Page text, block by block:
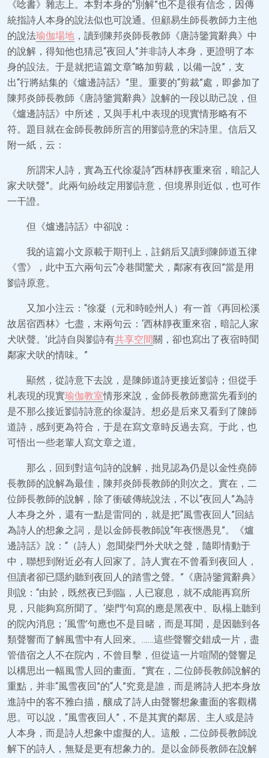
《唸書》雜志上。本對本身的“別解”也不是很有信念，因傳
統指詩人本身的說法似也可說通。但顧易生師長教師力主他
的說法瑜伽場地 ，讀到陳邦炎師長教師《唐詩鑒賞辭典》中
的說解，得知他也猜忌“夜回人”并非詩人本身，更證明了本
身的設法。于是就把這篇文章“略加剪裁，以備一說”，支
出“行將結集的《爐邊詩話》”里。重要的“剪裁”處，即參加了
陳邦炎師長教師《唐詩鑒賞辭典》說解的一段以助己說，但
《爐邊詩話》中所述，又與手札中表現的現實情形略有不
符。題目就在金師長教師所言的用劉詩意的宋詩里。信后又
附一紙，云：
所謂宋人詩，實為五代徐凝詩“西林靜夜重來宿，暗記人
家犬吠聲”。此兩句紛歧定用劉詩意，但境界則近似，也可作
一干證。
但《爐邊詩話》中卻說：
我的這篇小文原載于期刊上，註銷后又讀到陳師道五律
《雪》，此中五六兩句云“冷巷聞驚犬，鄰家有夜回”當是用
劉詩原意。
又加小注云：“徐凝（元和時睦州人）有一首《再回松溪
故居宿西林》七盡，末兩句云：‘西林靜夜重來宿，暗記人家
犬吠聲。’此詩自與劉詩有共享空間關，卻也寫出了夜宿時聞
鄰家犬吠的情味。”
顯然，從詩意下去說，是陳師道詩更接近劉詩；但從手
札表現的現實瑜伽教室情形來說，金師長教師應當先看到的
是不那么接近劉詩詩意的徐凝詩。想必是后來又看到了陳師
道詩，感到更為符合，于是在寫文章時反過去寫。于此，也
可悟出一些老輩人寫文章之道。
那么，回到對這句詩的說解，拙見認為仍是以金性堯師
長教師的說解為最佳，陳邦炎師長教師的則次之。實在，二
位師長教師的說解，除了衝破傳統說法，不以“夜回人”為詩
人本身之外，還有一點是雷同的，就是把“風雪夜回人”回結
為詩人的想象之詞，是以金師長教師說“年夜愜愚見”。《爐
邊詩話》說：“（詩人）忽聞柴門外犬吠之聲，隨即情動于
中，聯想到附近必有人回家了。詩人實在不曾看到夜回人，
但讀者卻已隱約聽到夜回人的踏雪之聲。”《唐詩鑒賞辭典》
則說：“由於，既然夜已到臨，人已寢息，就不成能再寫所
見，只能夠寫所聞了。‘柴門’句寫的應是黑夜中、臥榻上聽到
的院內消息；‘風雪’句應也不是目睹，而是耳聞，是因聽到各
類聲響而了解風雪中有人回來。……這些聲響交錯成一片，盡
管借宿之人不在院內，不曾目擊，但從這一片喧鬧的聲響足
以構思出一幅風雪人回的畫面。”實在，二位師長教師說解的
重點，并非“風雪夜回”的“人”究竟是誰，而是將詩人把本身放
進詩中的客不雅白描，釀成了詩人由聲響想象畫面的客觀構
思。可以說，“風雪夜回人”，不是其實的鄰居、主人或是詩
人本身，而是詩人想象中虛擬的人。這般，二位師長教師說
解下的詩人，無疑是更有想象力的。是以金師長教師在說解